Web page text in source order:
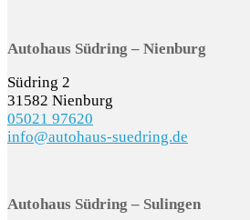
Autohaus Südring – Nienburg
Südring 2
31582 Nienburg
05021 97620
info@autohaus-suedring.de
Autohaus Südring – Sulingen